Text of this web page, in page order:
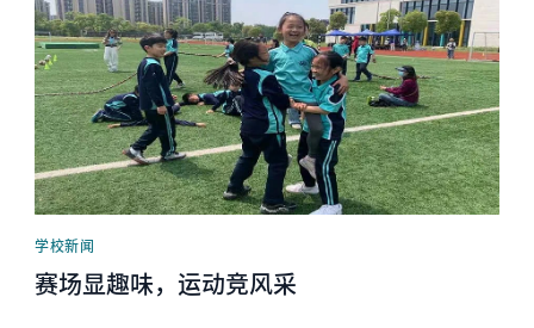
学校新闻
赛场显趣味，运动竞风采